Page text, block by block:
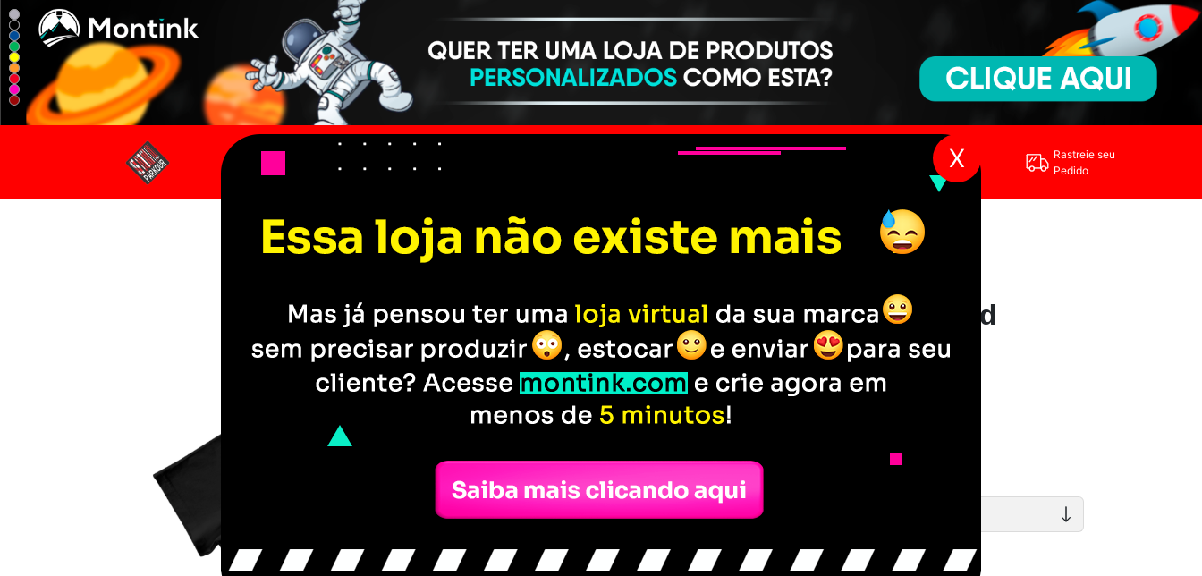
X
Estilo Parkour - Camisetas e produtos personalizados
Entre em
Contato
Rastreie seu
Pedido
Parkour Mauvais cropped
estampa branca -M003
R$ 70,00
QUANTIDADE